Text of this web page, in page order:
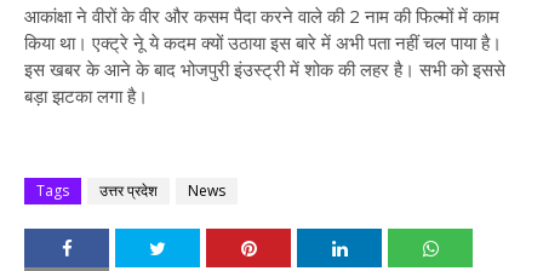
आकांक्षा ने वीरों के वीर और कसम पैदा करने वाले की 2 नाम की फिल्मों में काम
किया था। एक्ट्रे नेू ये कदम क्यों उठाया इस बारे में अभी पता नहीं चल पाया है।
इस खबर के आने के बाद भोजपुरी इंउस्ट्री में शोक की लहर है। सभी को इससे
बड़ा झटका लगा है।
Tags उत्तर प्रदेश News